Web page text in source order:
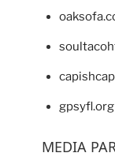
gpsyfl.org
MEDIA